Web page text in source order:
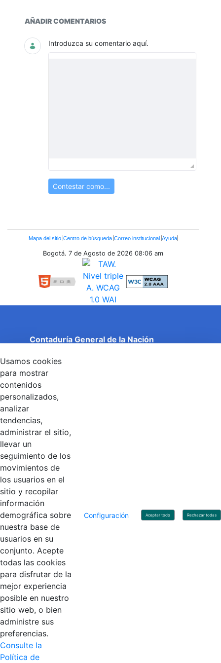
Documentos y multimedia
AÑADIR COMENTARIOS
Introduzca su comentario aquí.
Contestar como...
Enlaces
Inferiores
Mapa del sitio Centro de búsqueda Correo institucional Ayuda
Bogotá. 7 de Agosto de 2026 08:06 am
Contaduría General de la Nación
Entidad adscrita al Ministerio de Hacienda y Crédito
Público
Torre 1 (Aire) - Piso 15, Bogotá D.C., Colombia
Código Postal: 111071
Linkedin
Contacto
Línea de servicio al ciudadano: +57(601) 492 64 00
Correo Institucional:
Correo de notificaciones judiciales:
notificacionjudicial@contaduria.gov.co
Correo de Asuntos disciplinarios:
asuntosdisciplinarios@contaduria.gov.co
Línea Anticorrupción: +57(601) 492 64 00 Ext. 4
Política de privacidad y protección de datos personales
Política de derechos de autor
Términos y condiciones de uso
© Copyright 2026 - Todos los derechos reservados
Gobierno de Colombia
Usamos cookies
para mostrar
contenidos
personalizados,
analizar
tendencias,
administrar el sitio,
llevar un
seguimiento de los
movimientos de
los usuarios en el
sitio y recopilar
información
demográfica sobre
nuestra base de
usuarios en su
conjunto. Acepte
todas las cookies
para disfrutar de la
mejor experiencia
posible en nuestro
sitio web, o bien
administre sus
preferencias.
Consulte la
Política de
Configuración Aceptar todo Rechazar todas